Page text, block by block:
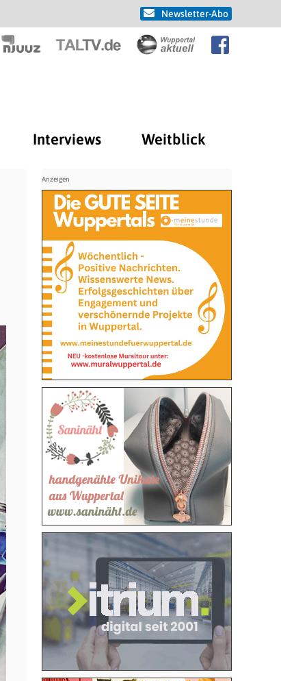
Newsletter-Abo
Interviews Weitblick